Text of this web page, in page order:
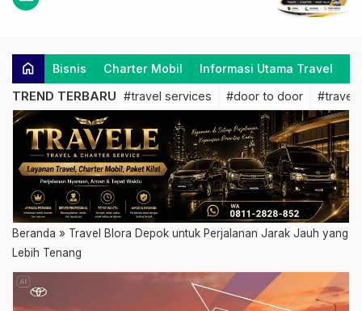
home Bisnis Charter Mobil Informasi Utama Travel
TREND TERBARU #travel services #door to door #travel
Beranda » Travel Blora Depok untuk Perjalanan Jarak Jauh yang
Lebih Tenang